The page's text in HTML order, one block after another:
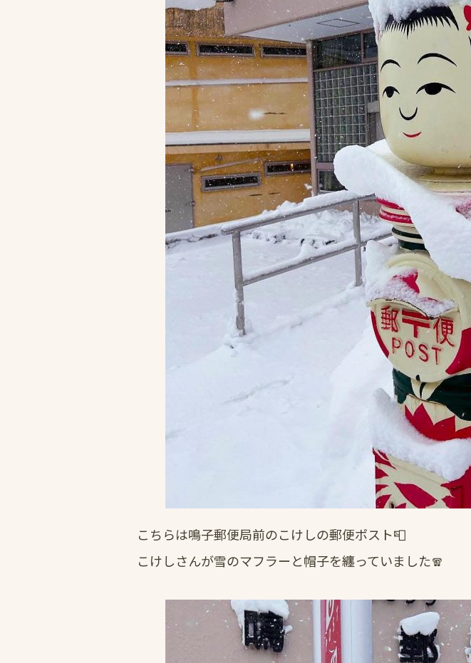
こちらは鳴子郵便局前のこけしの郵便ポスト📮
こけしさんが雪のマフラーと帽子を纏っていました🧣